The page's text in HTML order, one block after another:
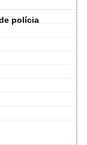
polícia